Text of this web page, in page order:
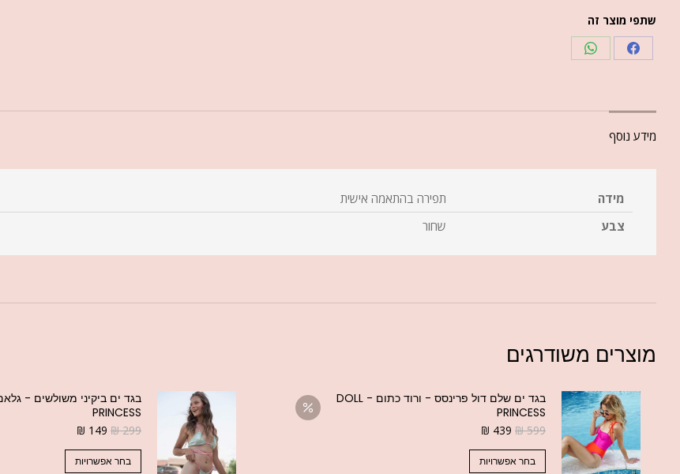
שתפי מוצר זה
מידע נוסף
מידה
תפירה בהתאמה אישית
צבע
שחור
מוצרים משודרגים
בגד ים שלם דול פרינסס - ורוד כתום - DOLL
PRINCESS
₪599
₪ 439
בחר אפשרויות
PRINCESS
₪299
₪ 149
בחר אפשרויות